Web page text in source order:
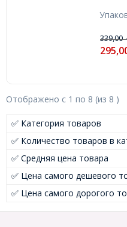
339,00
Отображено с 1 по 8 (из 8 )
✅ Категория товаров
✅ Количество товаров в
✅ Средняя цена товара
✅ Цена самого дешевого
✅ Цена самого дорогого